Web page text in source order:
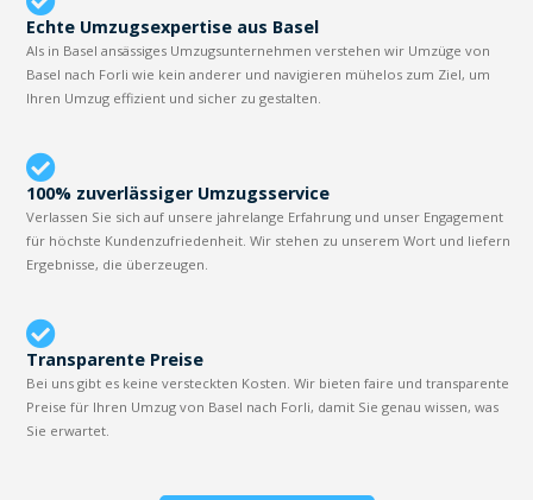
Echte Umzugsexpertise aus Basel
Als in Basel ansässiges Umzugsunternehmen verstehen wir Umzüge von
Basel nach Forli wie kein anderer und navigieren mühelos zum Ziel, um
Ihren Umzug effizient und sicher zu gestalten.
100% zuverlässiger Umzugsservice
Verlassen Sie sich auf unsere jahrelange Erfahrung und unser Engagement
für höchste Kundenzufriedenheit. Wir stehen zu unserem Wort und liefern
Ergebnisse, die überzeugen.
Transparente Preise
Bei uns gibt es keine versteckten Kosten. Wir bieten faire und transparente
Preise für Ihren Umzug von Basel nach Forli, damit Sie genau wissen, was
Sie erwartet.